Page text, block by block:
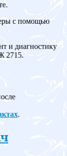
с помощью
и диагностику
2715.
.